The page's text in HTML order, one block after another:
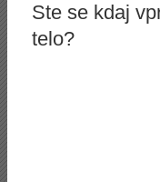
Ste se kdaj
telo?